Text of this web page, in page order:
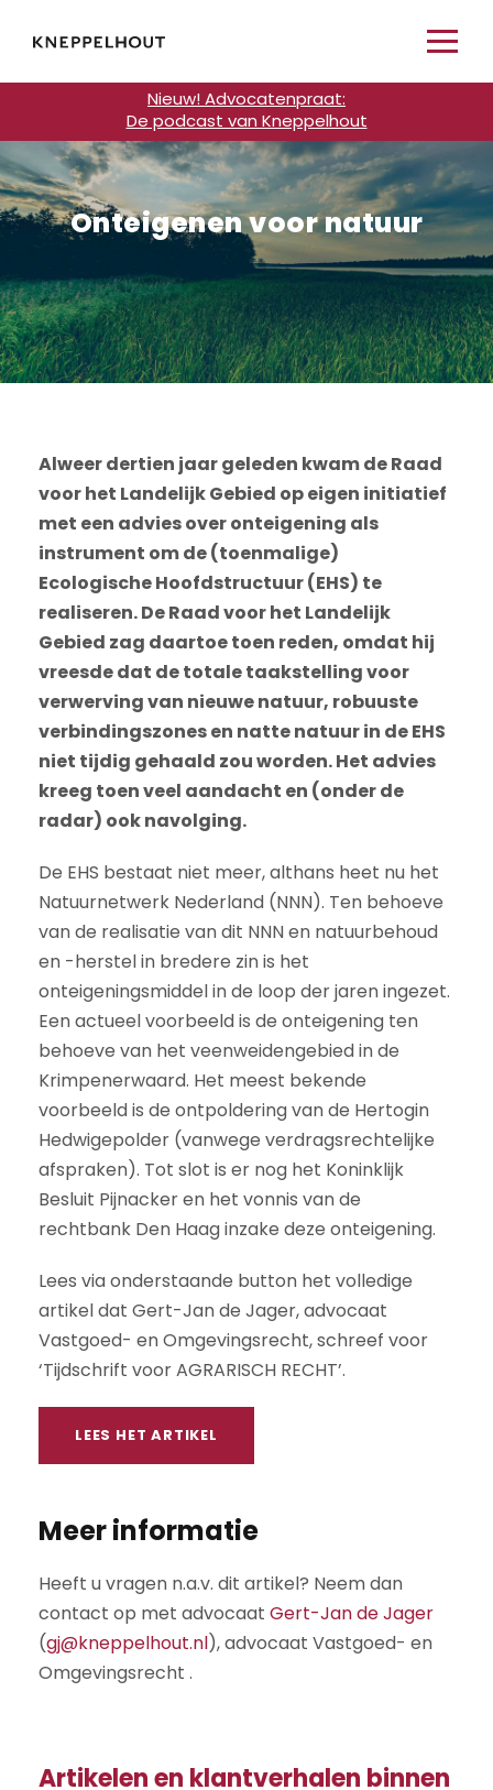
Nieuw! Advocatenpraat:
De podcast van Kneppelhout
Onteigenen voor natuur
Alweer dertien jaar geleden kwam de Raad
voor het Landelijk Gebied op eigen initiatief
met een advies over onteigening als
instrument om de (toenmalige)
Ecologische Hoofdstructuur (EHS) te
realiseren. De Raad voor het Landelijk
Gebied zag daartoe toen reden, omdat hij
vreesde dat de totale taakstelling voor
verwerving van nieuwe natuur, robuuste
verbindingszones en natte natuur in de EHS
niet tijdig gehaald zou worden. Het advies
kreeg toen veel aandacht en (onder de
radar) ook navolging.
De EHS bestaat niet meer, althans heet nu het
Natuurnetwerk Nederland (NNN). Ten behoeve
van de realisatie van dit NNN en natuurbehoud
en -herstel in bredere zin is het
onteigeningsmiddel in de loop der jaren ingezet.
Een actueel voorbeeld is de onteigening ten
behoeve van het veenweidengebied in de
Krimpenerwaard. Het meest bekende
voorbeeld is de ontpoldering van de Hertogin
Hedwigepolder (vanwege verdragsrechtelijke
afspraken). Tot slot is er nog het Koninklijk
Besluit Pijnacker en het vonnis van de
rechtbank Den Haag inzake deze onteigening.
Lees via onderstaande button het volledige
artikel dat Gert-Jan de Jager, advocaat
Vastgoed- en Omgevingsrecht, schreef voor
‘Tijdschrift voor AGRARISCH RECHT’.
LEES HET ARTIKEL
Meer informatie
Heeft u vragen n.a.v. dit artikel? Neem dan
contact op met advocaat Gert-Jan de Jager
(gj@kneppelhout.nl), advocaat Vastgoed- en
Omgevingsrecht .
Artikelen en klantverhalen binnen